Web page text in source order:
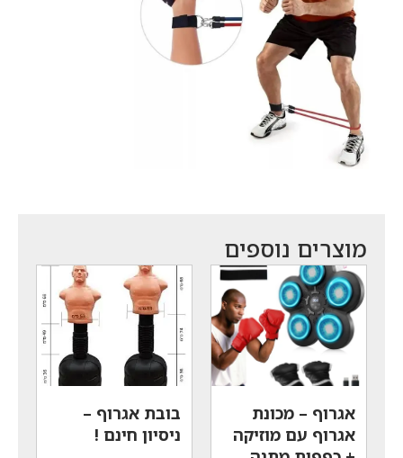
מוצרים נוספים
אגרוף – מכונת
אגרוף עם מוזיקה
בובת אגרוף –
ניסיון חינם !